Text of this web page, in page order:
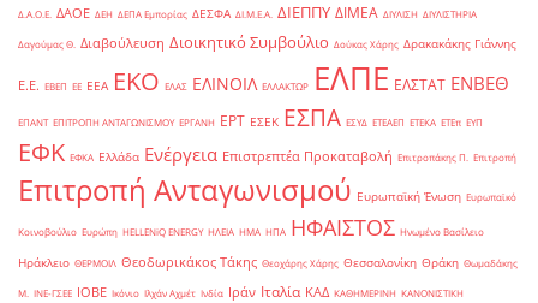
Δ.Α.Ο.Ε. ΔΑΟΕ ΔΕΗ ΔΕΠΑ Εμπορίας ΔΕΣΦΑ ΔΙ.Μ.Ε.Α. ΔΙΕΠΠΥ ΔΙΜΕΑ ΔΙΥΛΙΣΗ ΔΙΥΛΙΣΤΗΡΙΑ
Δαγούμας Θ. Διαβούλευση Διοικητικό Συμβούλιο Δούκας Χάρης Δρακακάκης Γιάννης
Ε.Ε. ΕΒΕΠ ΕΕ ΕΕΑ ΕΚΟ ΕΛΑΣ ΕΛΙΝΟΙΛ ΕΛΛΑΚΤΩΡ ΕΛΠΕ ΕΛΣΤΑΤ ΕΝΒΕΘ
ΕΠΑΝΤ ΕΠΙΤΡΟΠΗ ΑΝΤΑΓΩΝΙΣΜΟΥ ΕΡΓΑΝΗ ΕΡΤ ΕΣΕΚ ΕΣΠΑ ΕΣΥΔ ΕΤΕΑΕΠ ΕΤΕΚΑ ΕΤΕπ ΕΥΠ
ΕΦΚ ΕΦΚΑ Ελλάδα Ενέργεια Επιστρεπτέα Προκαταβολή Επιτροπάκης Π. Επιτροπή
Επιτροπή Ανταγωνισμού Ευρωπαϊκή Ένωση Ευρωπαϊκό
Κοινοβούλιο Ευρώπη ΗELLENiQ ENERGY ΗΛΕΙΑ ΗΜΑ ΗΠΑ ΗΦΑΙΣΤΟΣ Ηνωμένο Βασίλειο
Ηράκλειο ΘΕΡΜΟΙΛ Θεοδωρικάκος Τάκης Θεοχάρης Χάρης Θεσσαλονίκη Θράκη Θωμαδάκης
Μ. ΙΝΕ-ΓΣΕΕ ΙΟΒΕ Ικόνιο Ιλχάν Αχμέτ Ινδία Ιράν Ιταλία ΚΑΔ ΚΑΘΗΜΕΡΙΝΗ ΚΑΝΟΝΙΣΤΙΚΗ